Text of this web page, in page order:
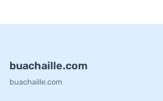
buachaille.com
buachaille.com